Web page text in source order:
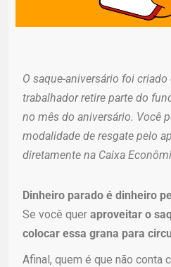
O saque-aniversário foi
trabalhador retire parte do
no mês do aniversário. Você
modalidade de resgate pelo
diretamente na Caixa
Dinheiro parado é dinheiro
Se você quer aproveitar o
colocar essa grana para
Afinal, quem é que não conta